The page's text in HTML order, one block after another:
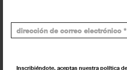
Inscribiéndote, aceptas nuestra política
Insertar